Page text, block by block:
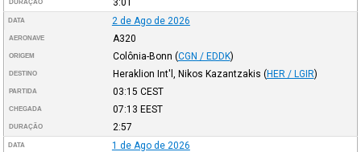
DURAÇÃO
DATA 2 de Ago de 2026
AERONAVE A320
ORIGEM Colônia-Bonn (CGN / EDDK)
DESTINO Heraklion Int'l, Nikos Kazantzakis (HER / LGIR)
PARTIDA 03:15 CEST
CHEGADA 07:13 EEST
DURAÇÃO 2:57
DATA 1 de Ago de 2026